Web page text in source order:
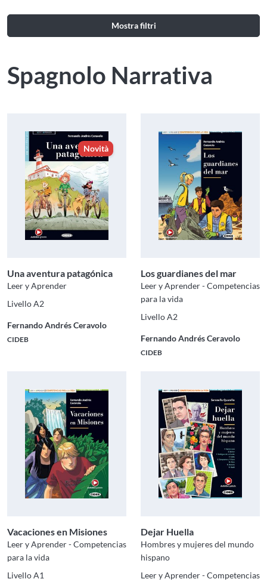
Mostra filtri
Spagnolo Narrativa
Novità
Una aventura patagónica
Leer y Aprender
Livello A2
Fernando Andrés Ceravolo
CIDEB
Los guardianes del mar
Leer y Aprender - Competencias
para la vida
Livello A2
Fernando Andrés Ceravolo
CIDEB
Vacaciones en Misiones
Leer y Aprender - Competencias
para la vida
Livello A1
Dejar Huella
Hombres y mujeres del mundo
hispano
Leer y Aprender - Competencias